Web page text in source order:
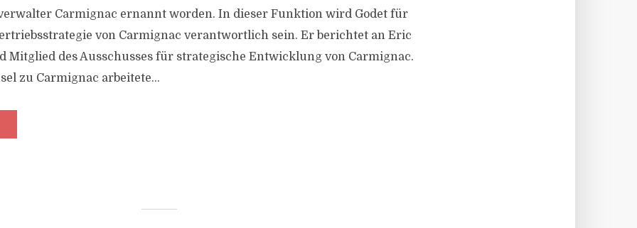
Carmignac ernannt worden. In dieser Funktion wird Godet für
von Carmignac verantwortlich sein. Er berichtet an Eric
Mitglied des Ausschusses für strategische Entwicklung von Carmignac.
zu Carmignac arbeitete...